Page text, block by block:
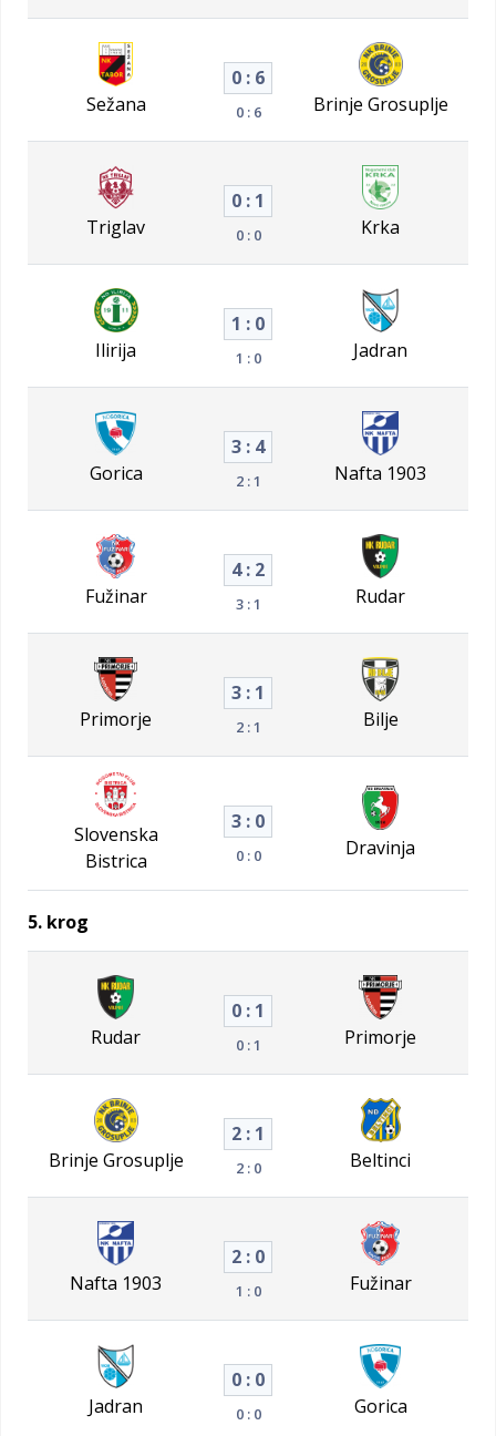
Sežana
0 : 6
0 : 6 Brinje Grosuplje
Triglav
0 : 1
0 : 0 Krka
Ilirija
1 : 0
1 : 0 Jadran
Gorica
3 : 4
2 : 1 Nafta 1903
Fužinar
4 : 2
3 : 1 Rudar
Primorje
3 : 1
2 : 1 Bilje
Slovenska
Bistrica
3 : 0
0 : 0 Dravinja
5. krog
Rudar
0 : 1
0 : 1 Primorje
Brinje Grosuplje
2 : 1
2 : 0 Beltinci
Nafta 1903
2 : 0
1 : 0 Fužinar
Jadran
0 : 0
0 : 0 Gorica